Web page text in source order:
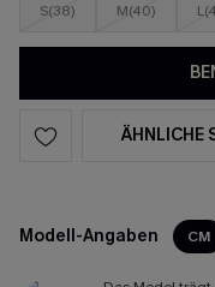
S(38) M(40)
ÄHNLICHE
Modell-Angaben CM